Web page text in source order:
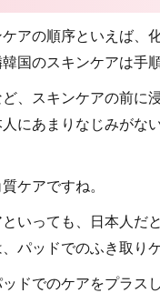
ケアの順序といえば
国のスキンケアは手
、スキンケアの前に
人にあまりなじみがな
ケアですね。
といっても、日本人だ
パッドでのふき取り
ドでのケアをプラス